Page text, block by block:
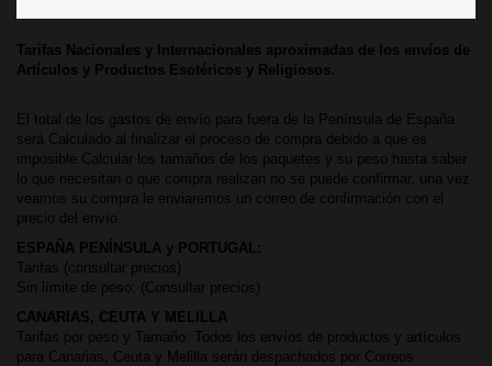
Tarifas Nacionales y Internacionales aproximadas de los envíos de
Artículos y Productos Esotéricos y Religiosos.
El total de los gastos de envío para fuera de la Península de España
será Calculado al finalizar el proceso de compra debido a que es
imposible Calcular los tamaños de los paquetes y su peso hasta saber
lo que necesitan o que compra realizan no se puede confirmar, una vez
veamos su compra le enviaremos un correo de confirmación con el
precio del envío.
ESPAÑA PENÍNSULA y PORTUGAL:
Tarifas (consultar precios)
Sin límite de peso: (Consultar precios)
CANARIAS, CEUTA Y MELILLA
Tarifas por peso y Tamaño: Todos los envíos de productos y artículos
para Canarias, Ceuta y Melilla serán despachados por Correos